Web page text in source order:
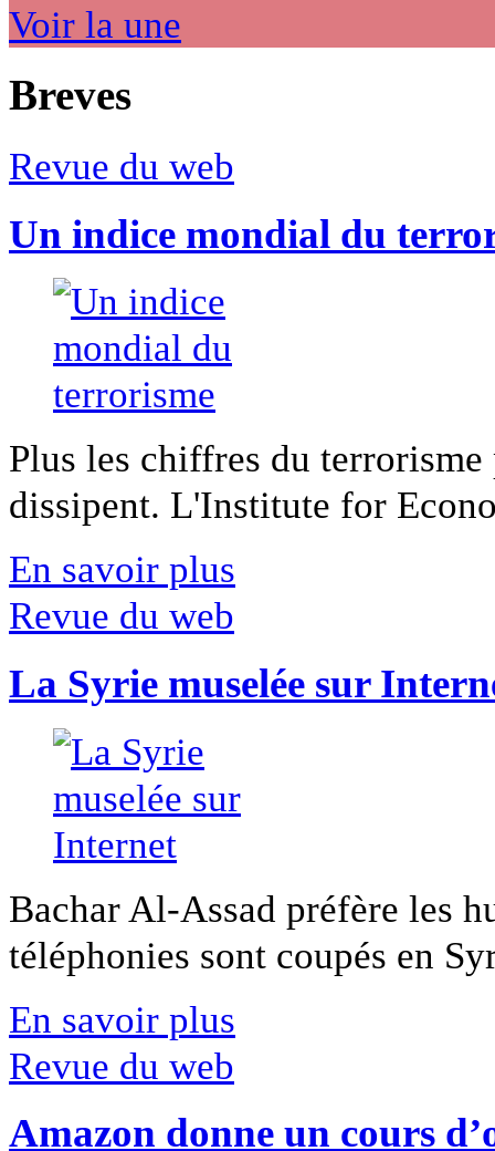
Voir la une
Breves
Revue du web
Un indice mondial du
Plus les chiffres du
dissipent. L'Institute for
En savoir plus
Revue du web
La Syrie muselée sur
Bachar Al-Assad préfère les
téléphonies sont coupés en
En savoir plus
Revue du web
Amazon donne un cours